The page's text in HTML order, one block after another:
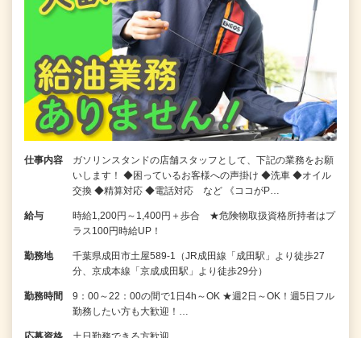
仕事内容
ガソリンスタンドの店舗スタッフとして、下記の業務をお願
いします！ ◆困っているお客様への声掛け ◆洗車 ◆オイル
交換 ◆精算対応 ◆電話対応 など 《ココがP…
給与
時給1,200円～1,400円＋歩合 ★危険物取扱資格所持者はプ
ラス100円時給UP！
勤務地
千葉県成田市土屋589-1（JR成田線「成田駅」より徒歩27
分、京成本線「京成成田駅」より徒歩29分）
勤務時間
9：00～22：00の間で1日4h～OK ★週2日～OK！週5日フル
勤務したい方も大歓迎！…